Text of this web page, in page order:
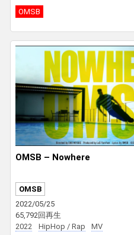
OMSB
OMSB – Nowhere
OMSB
2022/05/25
65,792回再生
2022
HipHop / Rap MV